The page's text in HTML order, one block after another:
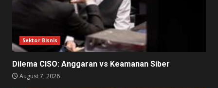
Sektor Bisnis
Dilema CISO: Anggaran vs Keamanan Siber
August 7, 2026